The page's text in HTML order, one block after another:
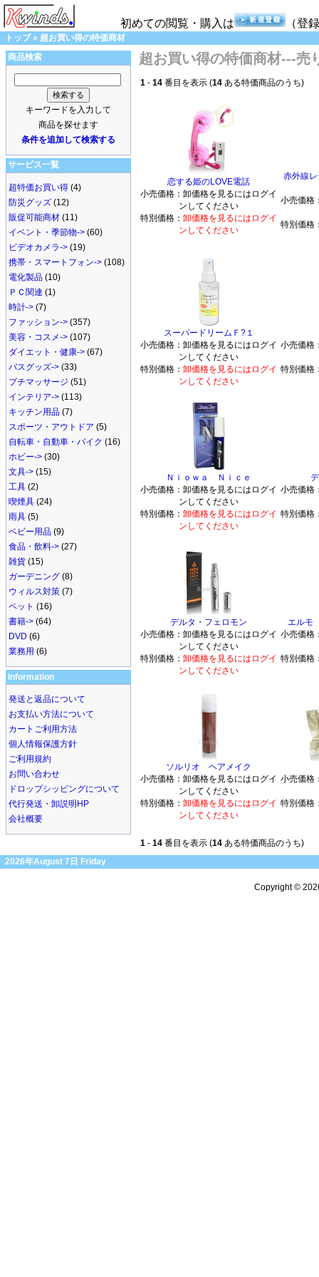
初めての閲覧・購入は （登
トップ» 超お買い得の特価商材
商品検索
キーワードを入力して
商品を探せます
条件を追加して検索する
サービス一覧
超特価お買い得 (4)
防災グッズ (12)
販促可能商材 (11)
イベント・季節物-> (60)
ビデオカメラ-> (19)
携帯・スマートフォン-> (108)
電化製品 (10)
ＰＣ関連 (1)
時計-> (7)
ファッション-> (357)
美容・コスメ-> (107)
ダイエット・健康-> (67)
バスグッズ-> (33)
プチマッサージ (51)
インテリア-> (113)
キッチン用品 (7)
スポーツ・アウトドア (5)
自転車・自動車・バイク (16)
ホビー-> (30)
文具-> (15)
工具 (2)
喫煙具 (24)
雨具 (5)
ベビー用品 (9)
食品・飲料-> (27)
雑貨 (15)
ガーデニング (8)
ウィルス対策 (7)
ペット (16)
書籍-> (64)
DVD (6)
業務用 (6)
Information
発送と返品について
お支払い方法について
カートご利用方法
個人情報保護方針
ご利用規約
お問い合わせ
ドロップシッピングについて
代行発送・卸説明HP
会社概要
超お買い得の特価商材---売
1 - 14 番目を表示 (14 ある特価商品のうち)
恋する姫のLOVE電話
小売価格： 卸価格を見るにはログイ
ンしてください
特別価格： 卸価格を見るにはログイ
ンしてください
赤外線
小売価格
特別価格
スーパードリームＦ?１
小売価格： 卸価格を見るにはログイ
ンしてください
特別価格： 卸価格を見るにはログイ
ンしてください
小売価格
特別価格
Ｎｉｏｗａ Ｎｉｃｅ
小売価格： 卸価格を見るにはログイ
ンしてください
特別価格： 卸価格を見るにはログイ
ンしてください
小売価格
特別価格
デルタ・フェロモン
小売価格： 卸価格を見るにはログイ
ンしてください
特別価格： 卸価格を見るにはログイ
ンしてください
エルモ
小売価格
特別価格
ソルリオ ヘアメイク
小売価格： 卸価格を見るにはログイ
ンしてください
特別価格： 卸価格を見るにはログイ
ンしてください
小売価格
特別価格
1 - 14 番目を表示 (14 ある特価商品のうち)
2026年August 7日 Friday
Copyright ©